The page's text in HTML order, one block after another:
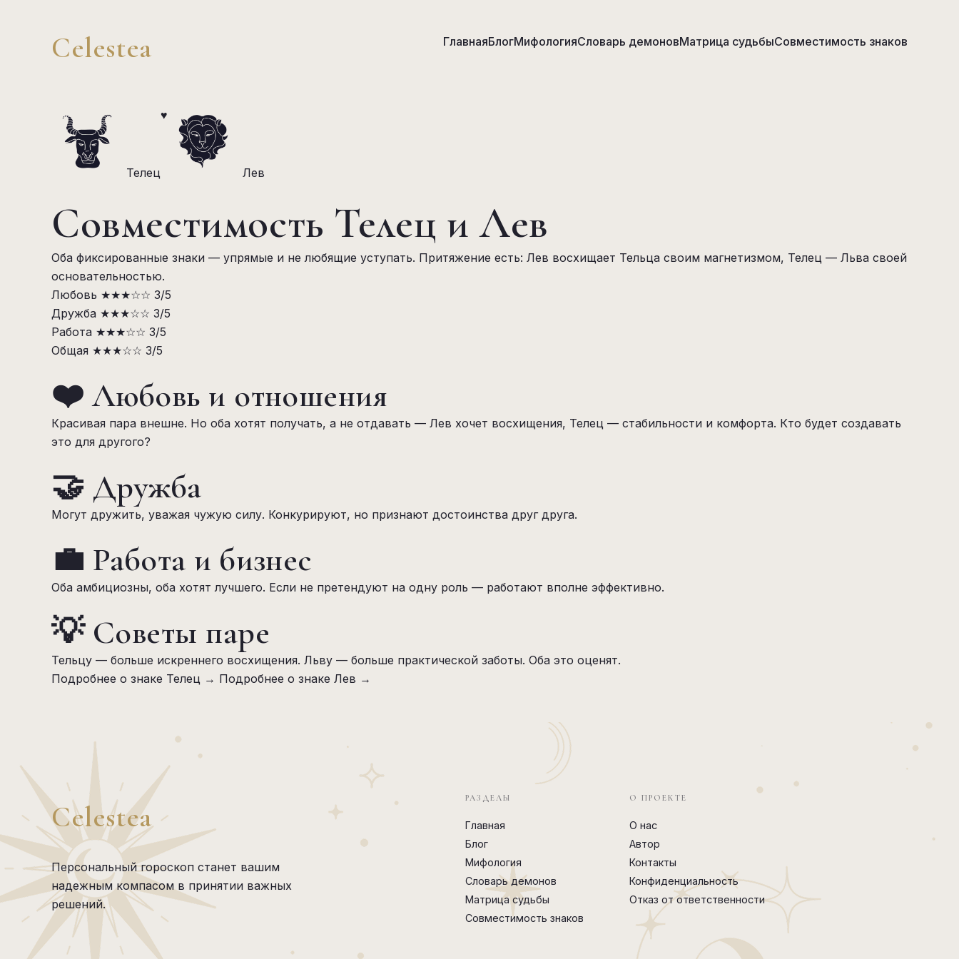
Celestea ГлавнаяБлогМифологияСловарь демоновМатрица судьбыСовместимость знаков
Телец
♥
Лев
Совместимость Телец и Лев
Оба фиксированные знаки — упрямые и не любящие уступать. Притяжение есть: Лев восхищает Тельца своим магнетизмом, Телец — Льва своей
основательностью.
Любовь ★★★☆☆ 3/5
Дружба ★★★☆☆ 3/5
Работа ★★★☆☆ 3/5
Общая ★★★☆☆ 3/5
❤️ Любовь и отношения
Красивая пара внешне. Но оба хотят получать, а не отдавать — Лев хочет восхищения, Телец — стабильности и комфорта. Кто будет создавать
это для другого?
🤝 Дружба
Могут дружить, уважая чужую силу. Конкурируют, но признают достоинства друг друга.
💼 Работа и бизнес
Оба амбициозны, оба хотят лучшего. Если не претендуют на одну роль — работают вполне эффективно.
💡 Советы паре
Тельцу — больше искреннего восхищения. Льву — больше практической заботы. Оба это оценят.
Подробнее о знаке Телец → Подробнее о знаке Лев →
Celestea
Персональный гороскоп станет вашим
надежным компасом в принятии важных
решений.
РАЗДЕЛЫ
Главная
Блог
Мифология
Словарь демонов
Матрица судьбы
Совместимость знаков
О ПРОЕКТЕ
О нас
Автор
Контакты
Конфиденциальность
Отказ от ответственности